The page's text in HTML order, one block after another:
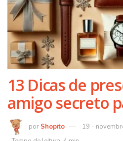
13 Dicas de
amigo secreto
Shopito 19 -